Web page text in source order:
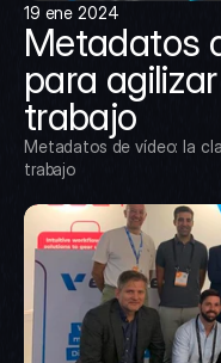
19 ene 2024
Metadatos
para
trabajo
Metadatos de vídeo: la
trabajo